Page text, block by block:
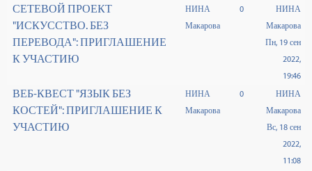
СЕТЕВОЙ ПРОЕКТ
"ИСКУССТВО. БЕЗ
ПЕРЕВОДА": ПРИГЛАШЕНИЕ
К УЧАСТИЮ
НИНА
Макарова
0
НИНА
Макарова
Пн, 19 сен
2022,
19:46
ВЕБ-КВЕСТ "ЯЗЫК БЕЗ
КОСТЕЙ": ПРИГЛАШЕНИЕ К
УЧАСТИЮ
НИНА
Макарова
0
НИНА
Макарова
Вс, 18 сен
2022,
11:08